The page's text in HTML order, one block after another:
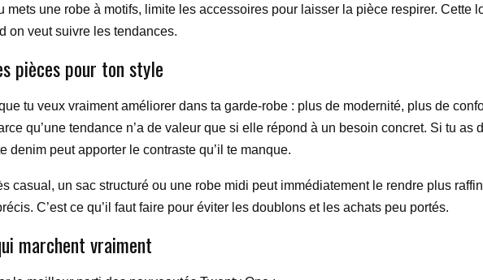
mets une robe à motifs, limite les accessoires pour laisser la pièce respirer. Cette
on veut suivre les tendances.
pièces pour ton style
tu veux vraiment améliorer dans ta garde-robe : plus de modernité, plus de
qu’une tendance n’a de valeur que si elle répond à un besoin concret. Si tu
denim peut apporter le contraste qu’il te manque.
casual, un sac structuré ou une robe midi peut immédiatement le rendre plus
C’est ce qu’il faut faire pour éviter les doublons et les achats peu portés.
marchent vraiment